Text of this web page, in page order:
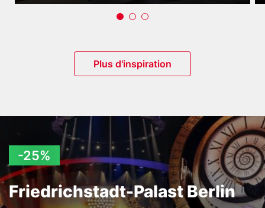
Plus d'inspiration
-25%
Friedrichstadt-Palast Berlin